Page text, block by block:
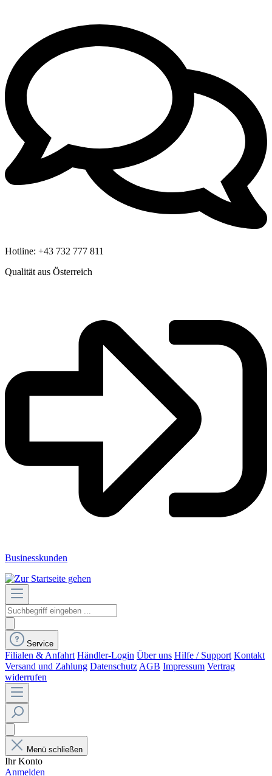
Hotline: +43 732 777 811
Qualität aus Österreich
Businesskunden
Service
Filialen & Anfahrt Händler-Login Über uns Hilfe / Support Kontakt
Versand und Zahlung Datenschutz AGB Impressum Vertrag
widerrufen
Menü schließen
Ihr Konto
Anmelden